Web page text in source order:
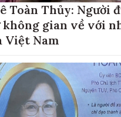
Toàn Thủy: Người
gian về với
Việt Nam